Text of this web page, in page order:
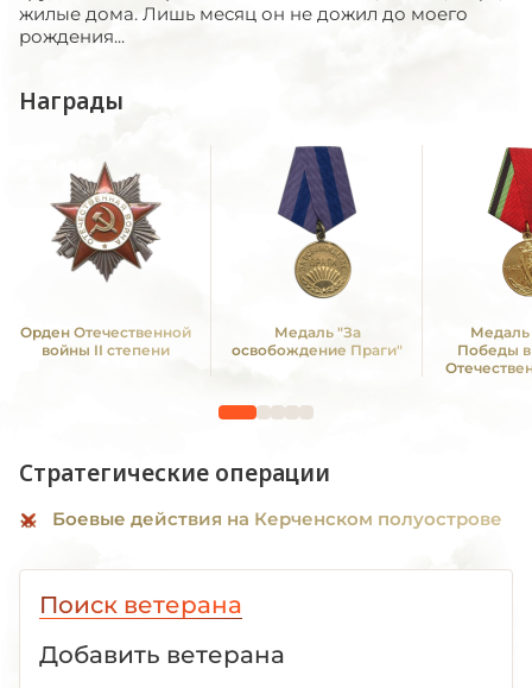
жилые дома. Лишь месяц он не дожил до моего
рождения...
Награды
Орден Отечественной
войны II степени
Медаль "За
освобождение Праги"
Медаль
Победы
Стратегические операции
Боевые действия на Керченском полуострове
Поиск ветерана
Добавить ветерана